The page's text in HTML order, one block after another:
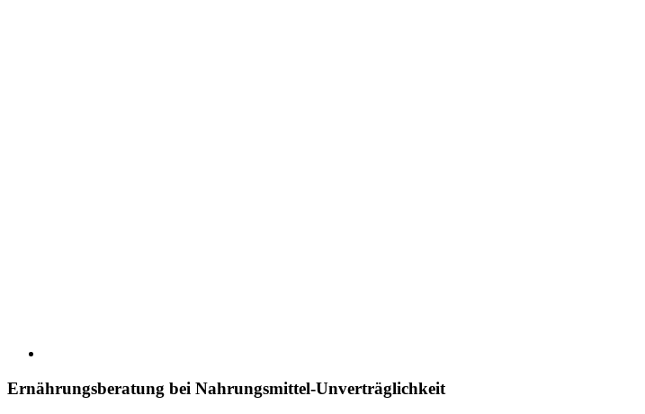
Ernährungsberatung bei Nahrungsmittel-Unverträglichkeit